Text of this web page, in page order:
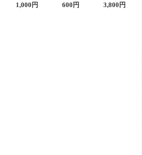
1,000円
600円
3,800円